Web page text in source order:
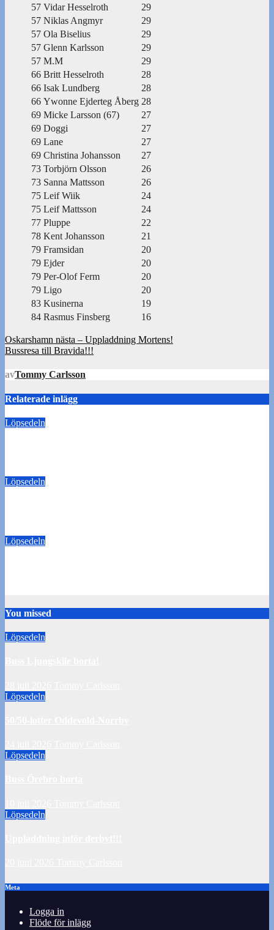
57 Vidar Hesselroth
29
57 Niklas Angmyr
29
57 Ola Biselius
29
57 Glenn Karlsson
29
57 M.M
29
66 Britt Hesselroth
28
66 Isak Lundberg
28
66 Ywonne Ejderteg Åberg 28
69 Micke Larsson (67)
27
69 Doggi
27
69 Lane
27
69 Christina Johansson
27
73 Torbjörn Olsson
26
73 Sanna Mattsson
26
75 Leif Wiik
24
75 Leif Mattsson
24
77 Pluppe
22
78 Kent Johansson
21
79 Framsidan
20
79 Ejder
20
79 Per-Olof Ferm
20
79 Ligo
20
83 Kusinerna
19
84 Rasmus Finsberg 16
Inläggsnavigering
Oskarshamn nästa – Uppladdning Mortens!
Bussresa till Bravida!!!
avTommy Carlsson
Relaterade inlägg
Löpsedeln
Löpsedeln
Löpsedeln
You missed
Löpsedeln
Löpsedeln
Löpsedeln
Löpsedeln
Meta
Logga in
Flöde för inlägg